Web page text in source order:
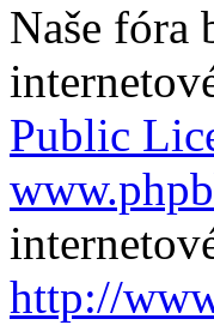
Naše fóra
Public
http://